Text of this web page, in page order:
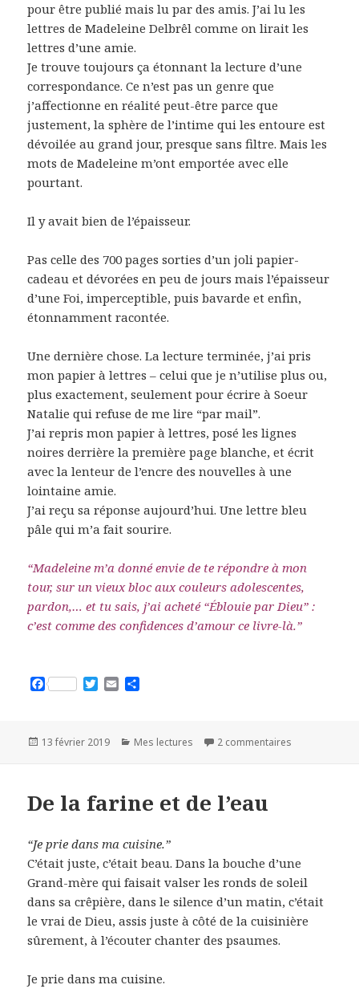
pour être publié mais lu par des amis. J’ai lu les
lettres de Madeleine Delbrêl comme on lirait les
lettres d’une amie.
Je trouve toujours ça étonnant la lecture d’une
correspondance. Ce n’est pas un genre que
j’affectionne en réalité peut-être parce que
justement, la sphère de l’intime qui les entoure est
dévoilée au grand jour, presque sans filtre. Mais les
mots de Madeleine m’ont emportée avec elle
pourtant.
Il y avait bien de l’épaisseur.
Pas celle des 700 pages sorties d’un joli papier-
cadeau et dévorées en peu de jours mais l’épaisseur
d’une Foi, imperceptible, puis bavarde et enfin,
étonnamment racontée.
Une dernière chose. La lecture terminée, j’ai pris
mon papier à lettres – celui que je n’utilise plus ou,
plus exactement, seulement pour écrire à Soeur
Natalie qui refuse de me lire “par mail”.
J’ai repris mon papier à lettres, posé les lignes
noires derrière la première page blanche, et écrit
avec la lenteur de l’encre des nouvelles à une
lointaine amie.
J’ai reçu sa réponse aujourd’hui. Une lettre bleu
pâle qui m’a fait sourire.
“Madeleine m’a donné envie de te répondre à mon
tour, sur un vieux bloc aux couleurs adolescentes,
pardon,… et tu sais, j’ai acheté “Éblouie par Dieu” :
c’est comme des confidences d’amour ce livre-là.”
F
b
T
t
E
l
a
Publié
13 février 2019 Catégories
Mes lectures 2 commentaires
De la farine et de l’eau
“Je prie dans ma cuisine.”
C’était juste, c’était beau. Dans la bouche d’une
Grand-mère qui faisait valser les ronds de soleil
dans sa crêpière, dans le silence d’un matin, c’était
le vrai de Dieu, assis juste à côté de la cuisinière
sûrement, à l’écouter chanter des psaumes.
Je prie dans ma cuisine.